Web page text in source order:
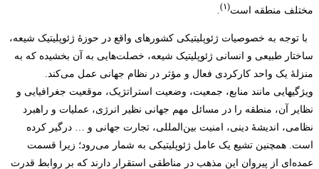
مختلف منطقه است(۱)
با توجه به خصوصیات ژئوپلیتیکی کشورهای واقع در حوزۀ ژئوپلیتیک شیعه،
ساختار طبیعی و انسانی ژئوپلیتیک شیعه، خصلت‌هایی به آن بخشیده که به
منزلۀ یک واحد کارکردی فعال و مؤثر در نظام جهانی عمل می‌کند.
ویژگی‎هایی مانند منابع، جمعیت، وضعیت استراتژیک، موقعیت جغرافیایی و
نظایر آن، منطقه را در مسائل مهم جهانی نظیر انرژی، عملیات و راهبرد
نظامی، اندیشۀ دینی، امنیت بین‌المللی، تجارت جهانی و … درگیر کرده
است. همچنین تشیع یک عامل ژئوپلیتیکی به شمار می‌رود؛ زیرا قسمت
عمده‌ای از پیروان این مذهب در مناطقی استقرار دارند که بر روابط قدرت